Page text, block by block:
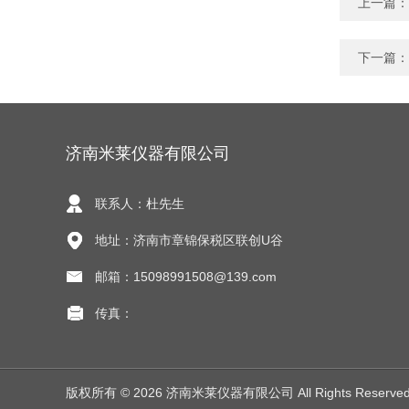
下一篇：
济南米莱仪器有限公司
联系人：杜先生
地址：济南市章锦保税区联创U谷
邮箱：15098991508@139.com
传真：
版权所有 © 2026 济南米莱仪器有限公司 All Rights